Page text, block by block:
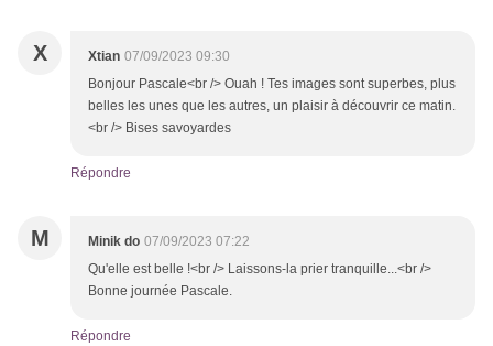
X Xtian 07/09/2023 09:30
Bonjour Pascale<br /> Ouah ! Tes images sont superbes, plus
belles les unes que les autres, un plaisir à découvrir ce matin.
<br /> Bises savoyardes
Répondre
M Minik do 07/09/2023 07:22
Qu'elle est belle !<br /> Laissons-la prier tranquille...<br />
Bonne journée Pascale.
Répondre